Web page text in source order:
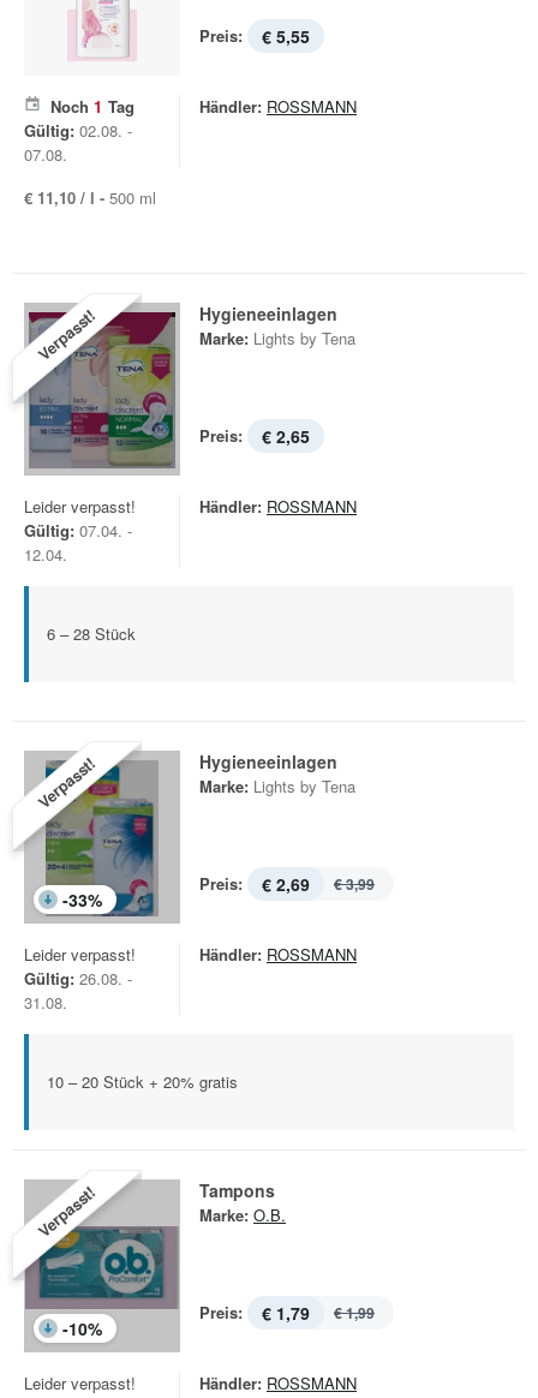
Preis: € 5,55
Noch 1 Tag
Gültig: 02.08. -
07.08.
Händler: ROSSMANN
€ 11,10 / l - 500 ml
Verpasst! Hygieneeinlagen
Marke: Lights by Tena
Preis: € 2,65
Leider verpasst!
Gültig: 07.04. -
12.04.
Händler: ROSSMANN
6 – 28 Stück
Verpasst!
-33%
Hygieneeinlagen
Marke: Lights by Tena
Preis: € 2,69 € 3,99
Leider verpasst!
Gültig: 26.08. -
31.08.
Händler: ROSSMANN
10 – 20 Stück + 20% gratis
Verpasst!
-10%
Tampons
Marke: O.B.
Preis: € 1,79 € 1,99
Leider verpasst!
Händler: ROSSMANN